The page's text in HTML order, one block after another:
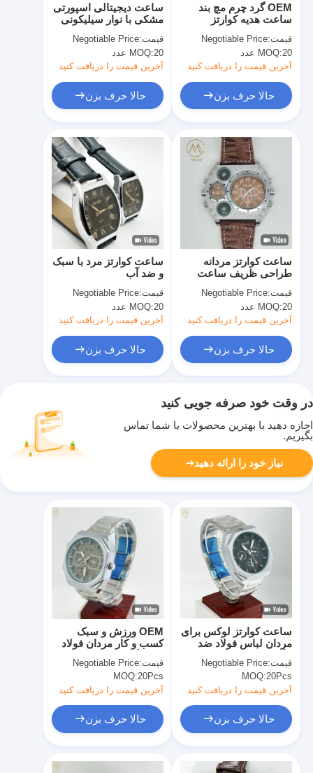
ساعت دیجیتالی اسپورتی
مشکی با نوار سیلیکونی
قیمت:Negotiable Price
MOQ:20 عدد
آخرین قیمت را دریافت کنید
حالا حرف بزن
OEM گرد چرم مچ بند
ساعت هدیه کوارتز
قیمت:Negotiable Price
MOQ:20 عدد
آخرین قیمت را دریافت کنید
حالا حرف بزن
ساعت کوارتز مرد با سبک
و ضد آب
قیمت:Negotiable Price
MOQ:20 عدد
آخرین قیمت را دریافت کنید
حالا حرف بزن
ساعت کوارتز مردانه
طراحی ظریف ساعت
پوشیده
قیمت:Negotiable Price
MOQ:20 عدد
آخرین قیمت را دریافت کنید
حالا حرف بزن
در وقت خود صرفه جویی کنید
اجازه دهید با بهترین محصولات با شما تماس
بگیریم.
نیاز خود را ارائه دهید
OEM ورزش و سبک
کسب و کار مردان فولاد
ساعت با آنالوگ و صفحه
نمایش دیجیتال
قیمت:Negotiable Price
MOQ:20Pcs
آخرین قیمت را دریافت کنید
حالا حرف بزن
ساعت کوارتز لوکس برای
مردان لباس فولاد ضد
قیمت:Negotiable Price
MOQ:20Pcs
آخرین قیمت را دریافت کنید
حالا حرف بزن